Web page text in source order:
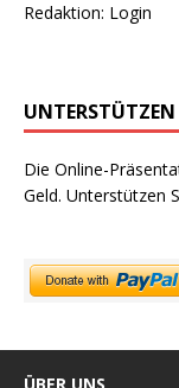
Redaktion: Login
UNTERSTÜTZEN
Die Online-
Geld. Unterstützen